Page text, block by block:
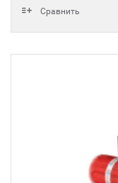
Сравнить